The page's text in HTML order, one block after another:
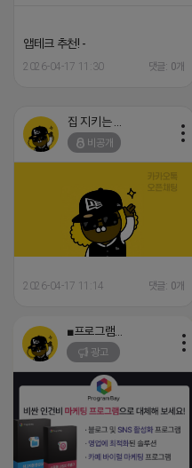
앱테크 추천! -
2026-04-17 11:30 댓글: 0개
비공개
2026-04-17 11:14 댓글: 0개
광고